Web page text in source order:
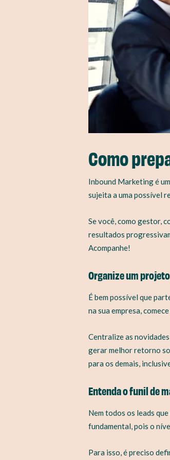
Como
Inbound Marketing é
sujeita a uma possível
Se você, como gestor,
resultados
Acompanhe!
Organize um
É bem possível que
na sua empresa,
Centralize as
gerar melhor retorno
para os demais,
Entenda o funil de
Nem todos os leads
fundamental, pois o
Para isso, é preciso